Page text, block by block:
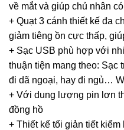
về mắt và giúp chủ nhân
+ Quạt 3 cánh thiết kế đa
giảm tiêng ồn cực thấp,
+ Sạc USB phù hợp với
thuận tiện mang theo: Sạc
đi dã ngoại, hay đi ngủ…
+ Với dung lượng pin lơn
đồng hồ
+ Thiết kế tối giản tiết